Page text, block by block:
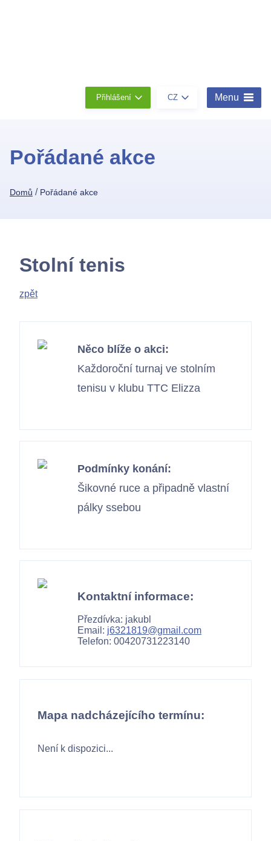
Přihlášení CZ Menu
Pořádané akce
Domů / Pořádané akce
Stolní tenis
zpět
Něco blíže o akci:
Každoroční turnaj ve stolním
tenisu v klubu TTC Elizza
Podmínky konání:
Šikovné ruce a připadně vlastní
pálky ssebou
Kontaktní informace:
Přezdívka: jakubl
Email: j6321819@gmail.com
Telefon: 00420731223140
Mapa nadcházejícího termínu:
Není k dispozici...